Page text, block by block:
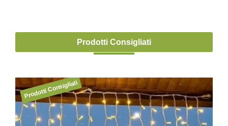
Prodotti Consigliati